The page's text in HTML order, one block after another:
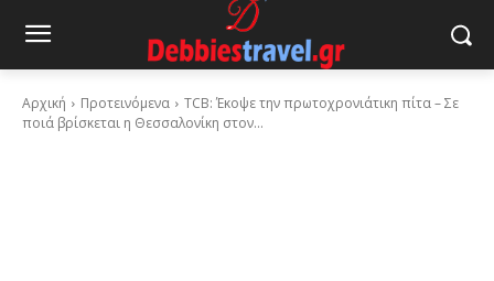
Αρχική Προτεινόμενα
TCB: Έκοψε την πρωτοχρονιάτικη πίτα – Σε
ποιά βρίσκεται η Θεσσαλονίκη στον...